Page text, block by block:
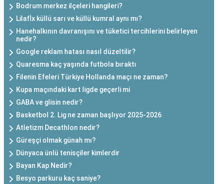
Bodrum merkez ilçeleri hangileri?
Lilafİx küllü sarı ve küllü kumral aynı mı?
Hanehalkının davranışını ve tüketici tercihlerini belirleyen
nedir?
Google reklam hatası nasıl düzeltilir?
Quaresma kaç yaşında futbola bıraktı
Filenin Efeleri Türkiye Hollanda maçı ne zaman?
Kupa maçındaki kart ligde geçerli mi
GABA ve glisin nedir?
Basketbol 2. Lig ne zaman başlıyor 2025-2026
Atletizm Decathlon nedir?
Güreşçi olmak günah mı?
Dünyaca ünlü tenisçiler kimlerdir
Bayan Kap Nedir?
Besyo parkuru kaç saniye?